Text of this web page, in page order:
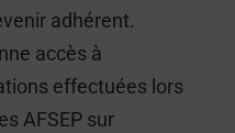
adhérent.
accès à
effectuées lors
AFSEP sur